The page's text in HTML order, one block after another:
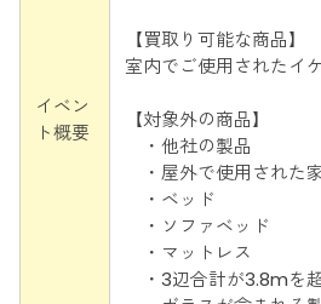
イベン
ト概要
【買取り可能な商品】
室内でご使用されたイ
【対象外の商品】
・他社の製品
・屋外で使用された
・ベッド
・ソファベッド
・マットレス
・3辺合計が3.8mを